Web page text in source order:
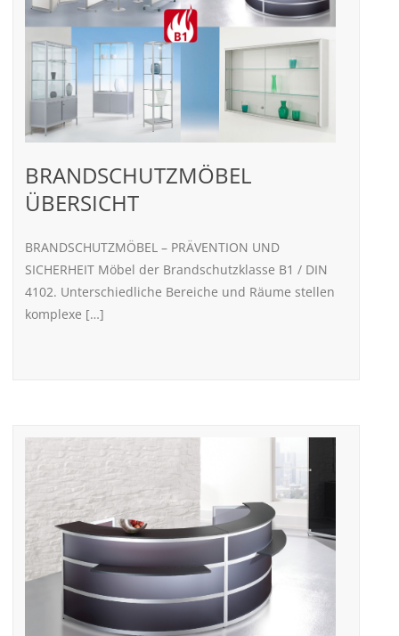
BRANDSCHUTZMÖBEL
ÜBERSICHT
BRANDSCHUTZMÖBEL – PRÄVENTION UND
SICHERHEIT Möbel der Brandschutzklasse B1 / DIN
4102. Unterschiedliche Bereiche und Räume stellen
komplexe […]